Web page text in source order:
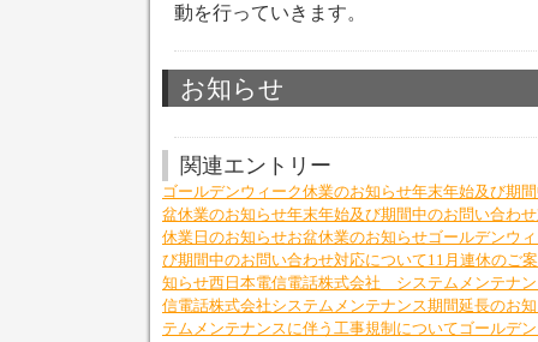
動を行っていきます。
お知らせ
関連エントリー
ゴールデンウィーク休業のお知らせ年末年始及び期
盆休業のお知らせ年末年始及び期間中のお問い合わ
休業日のお知らせお盆休業のお知らせゴールデンウ
び期間中のお問い合わせ対応について11月連休のご
知らせ西日本電信電話株式会社 システムメンテナ
信電話株式会社システムメンテナンス期間延長のお
テムメンテナンスに伴う工事規制についてゴールデ